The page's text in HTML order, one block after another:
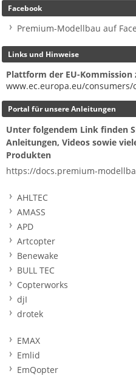
Facebook
Premium-Modellbau auf
Links und Hinweise
Plattform der EU-
www.ec.europa.eu/consumers/
Portal für unsere Anleitungen
Unter folgendem Link finden
Anleitungen, Videos sowie
Produkten
https://docs.premium-
AHLTEC
AMASS
APD
Artcopter
Benewake
BULL TEC
Copterworks
djI
drotek
EMAX
Emlid
EmQopter